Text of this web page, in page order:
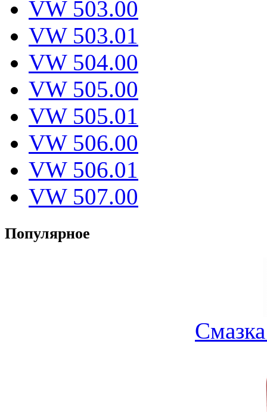
VW 503.00
VW 503.01
VW 504.00
VW 505.00
VW 505.01
VW 506.00
VW 506.01
VW 507.00
Популярное